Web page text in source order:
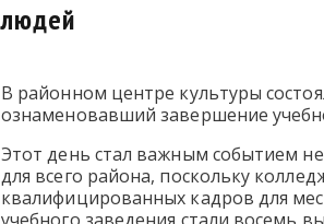
людей
В районном центре культуры
ознаменовавший завершение
Этот день стал важным событием
для всего района, поскольку
квалифицированных кадров для